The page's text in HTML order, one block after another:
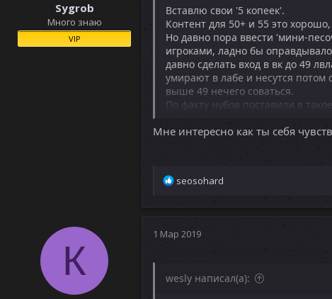
Sygrob
Много знаю
VIP
Вставлю свои '5 копеек'.
Контент для 50+ и 55 это
Но давно пора ввести 'мини-
игроками, ладно бы
давно сделать вход в вк до 49
умирают в лабе и несутся потом
выше 49 нечего соваться.
По факту нубов поставили в
И эта проблема не возникла
Мне интересно как ты себя
Р
а
ц
seosohard
К
1 Мар 2019
wesly написал(а):